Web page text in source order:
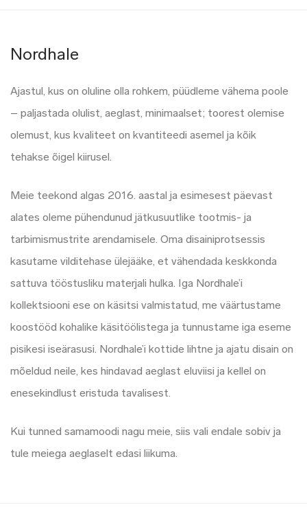
Nordhale
Ajastul, kus on oluline olla rohkem, püüdleme vähema poole
– paljastada olulist, aeglast, minimaalset; toorest olemise
olemust, kus kvaliteet on kvantiteedi asemel ja kõik
tehakse õigel kiirusel.
Meie teekond algas 2016. aastal ja esimesest päevast
alates oleme pühendunud jätkusuutlike tootmis- ja
tarbimismustrite arendamisele. Oma disainiprotsessis
kasutame vilditehase ülejääke, et vähendada keskkonda
sattuva tööstusliku materjali hulka. Iga Nordhale’i
kollektsiooni ese on käsitsi valmistatud, me väärtustame
koostööd kohalike käsitöölistega ja tunnustame iga eseme
pisikesi iseärasusi. Nordhale’i kottide lihtne ja ajatu disain on
mõeldud neile, kes hindavad aeglast eluviisi ja kellel on
enesekindlust eristuda tavalisest.
Kui tunned samamoodi nagu meie, siis vali endale sobiv ja
tule meiega aeglaselt edasi liikuma.